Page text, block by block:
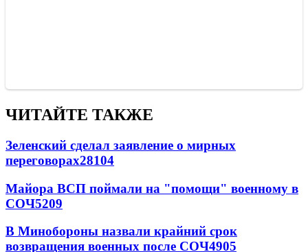
ЧИТАЙТЕ ТАКЖЕ
Зеленский сделал заявление о мирных
переговорах28104
Майора ВСП поймали на "помощи" военному в
СОЧ5209
В Минобороны назвали крайний срок
возвращения военных после СОЧ4905